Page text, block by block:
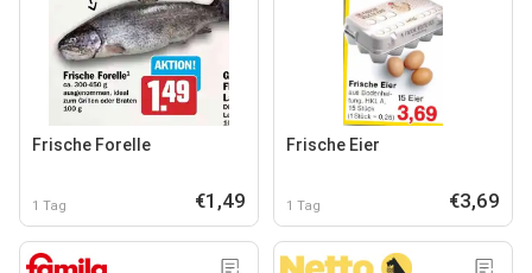
Frische Forelle
1 Tag €1,49
Frische Eier
1 Tag €3,69